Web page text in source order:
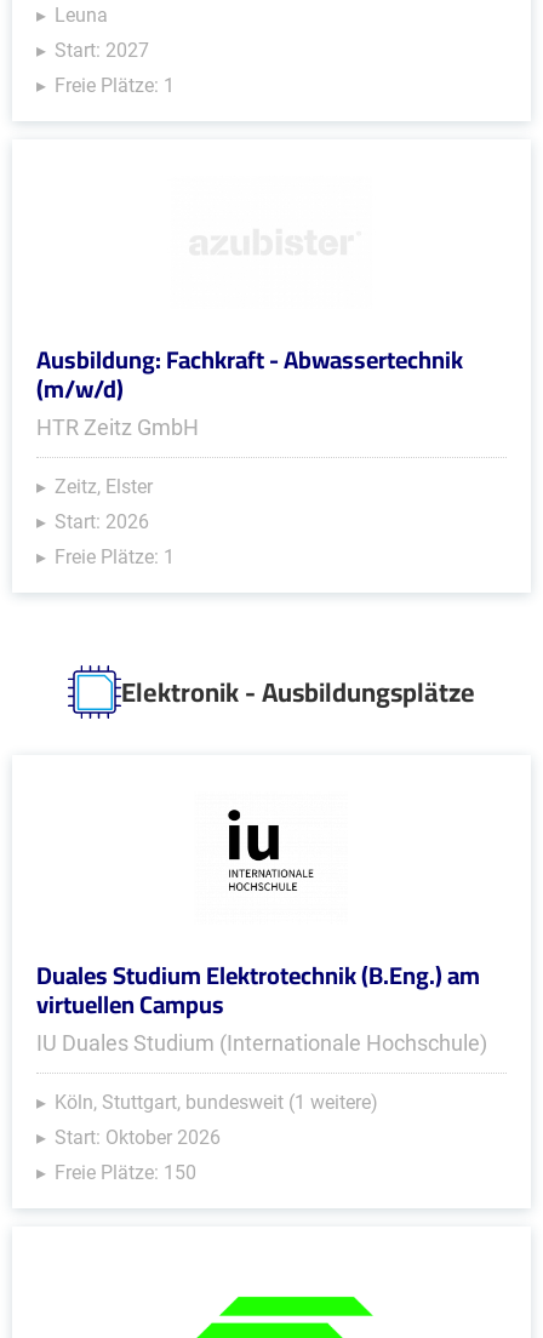
Leuna
Start: 2027
Freie Plätze: 1
Ausbildung: Fachkraft - Abwassertechnik
(m/w/d)
HTR Zeitz GmbH
Zeitz, Elster
Start: 2026
Freie Plätze: 1
Elektronik - Ausbildungsplätze
Duales Studium Elektrotechnik (B.Eng.) am
virtuellen Campus
IU Duales Studium (Internationale Hochschule)
Köln, Stuttgart, bundesweit (1 weitere)
Start: Oktober 2026
Freie Plätze: 150